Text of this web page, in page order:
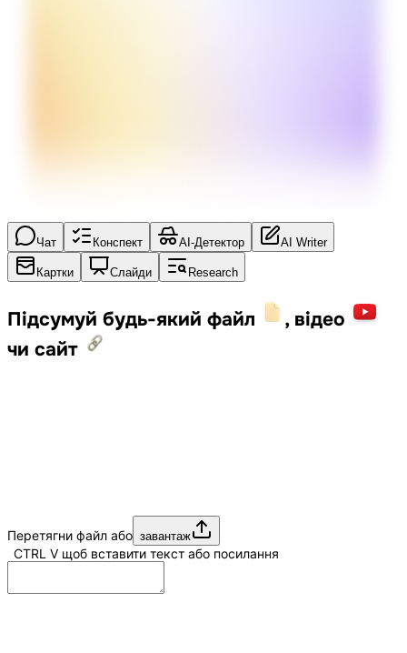
Чат Конспект AI-Детектор AI Writer
Картки Слайди Research
Підсумуй будь-який файл
, відео
чи сайт
Перетягни файл або завантаж
CTRL V щоб вставити текст або посилання